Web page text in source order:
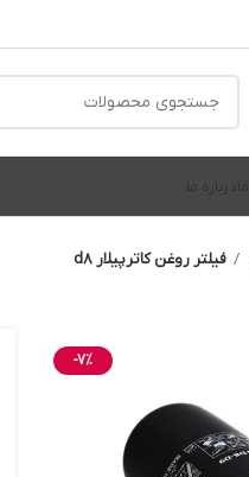
فیلتر روغن کاترپیلار d8
-7%